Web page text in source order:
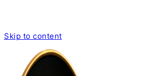
Skip to content